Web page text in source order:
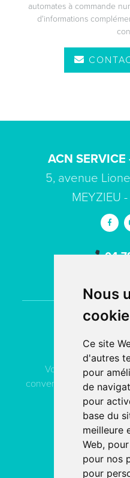
Nous
Ce site
d'autres
pour
de
pour
base du
meilleure
Web,
pour nos
pour
automates à commande
d'informations
ACN
5, avenue
MEYZIEU -
04
ACN
Vous pouvez
convenance, soit par
remplissant le
04 78